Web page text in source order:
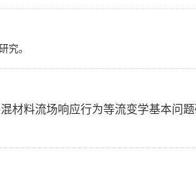
究。
材料流场响应行为等流变学基本问